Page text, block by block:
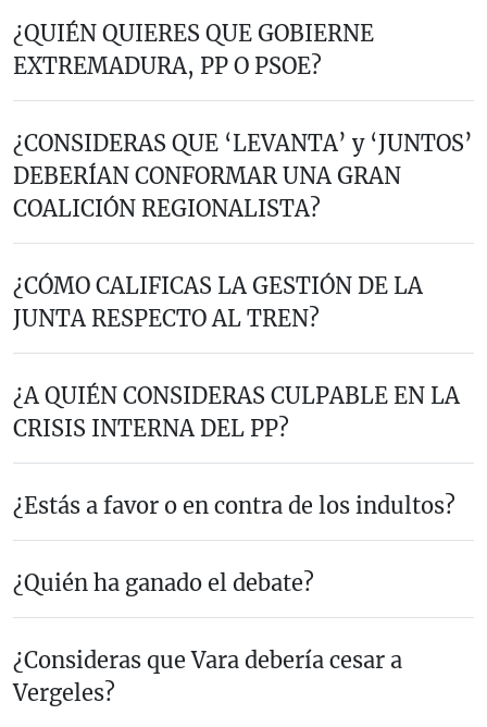
¿QUIÉN QUIERES QUE GOBIERNE
EXTREMADURA, PP O PSOE?
¿CONSIDERAS QUE ‘LEVANTA’ y ‘JUNTOS’
DEBERÍAN CONFORMAR UNA GRAN
COALICIÓN REGIONALISTA?
¿CÓMO CALIFICAS LA GESTIÓN DE LA
JUNTA RESPECTO AL TREN?
¿A QUIÉN CONSIDERAS CULPABLE EN LA
CRISIS INTERNA DEL PP?
¿Estás a favor o en contra de los indultos?
¿Quién ha ganado el debate?
¿Consideras que Vara debería cesar a
Vergeles?